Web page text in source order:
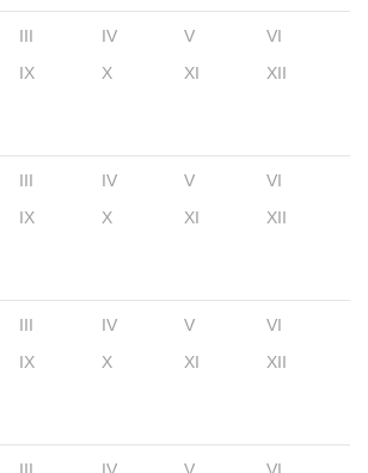
III IV V
VI
IX X XI XII
III IV V
VI
IX X XI XII
III IV V
VI
IX X XI XII
III IV V VI